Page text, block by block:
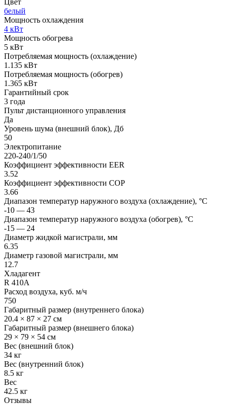
белый
Мощность охлаждения
4 кВт
Мощность обогрева
5 кВт
Потребляемая мощность (охлаждение)
1.135 кВт
Потребляемая мощность (обогрев)
1.365 кВт
Гарантийный срок
3 года
Пульт дистанционного управления
Да
Уровень шума (внешний блок), Дб
50
Электропитание
220-240/1/50
Коэффициент эффективности EER
3.52
Коэффициент эффективности COP
3.66
Диапазон температур наружного воздуха (охлаждение), °C
-10 — 43
Диапазон температур наружного воздуха (обогрев), °C
-15 — 24
Диаметр жидкой магистрали, мм
6.35
Диаметр газовой магистрали, мм
12.7
Хладагент
R 410A
Расход воздуха, куб. м/ч
750
Габаритный размер (внутреннего блока)
20.4 × 87 × 27 см
Габаритный размер (внешнего блока)
29 × 79 × 54 см
Вес (внешний блок)
34 кг
Вес (внутренний блок)
8.5 кг
Вес
42.5 кг
Отзывы